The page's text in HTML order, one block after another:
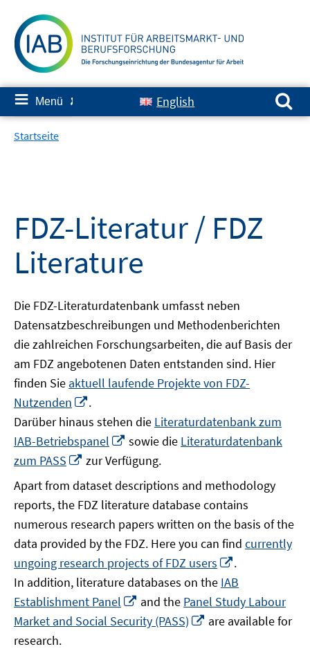
zum
Inhalt
≡ Menü ✘ English
Suchen nach:
Startseite
FDZ-Literatur / FDZ
Literature
Die FDZ-Literaturdatenbank umfasst neben
Datensatzbeschreibungen und Methodenberichten
die zahlreichen Forschungsarbeiten, die auf Basis der
am FDZ angebotenen Daten entstanden sind. Hier
finden Sie aktuell laufende Projekte von FDZ-
Nutzenden
neuem
Fenster
öffnen
.
Darüber hinaus stehen die Literaturdatenbank zum
IAB-Betriebspanel
In
neuem
Fenster
öffnen
sowie die Literaturdatenbank
zum PASS
In
Fenster
öffnen
zur Verfügung.
Apart from dataset descriptions and methodology
reports, the FDZ literature database contains
numerous research papers written on the basis of the
data provided by the FDZ. Here you can find currently
ungoing research projects of FDZ users
neuem
Fenster
öffnen
.
In addition, literature databases on the IAB
Establishment Panel
In
neuem
Fenster
and the Panel Study Labour
Market and Social Security (PASS)
In
are available for
research.